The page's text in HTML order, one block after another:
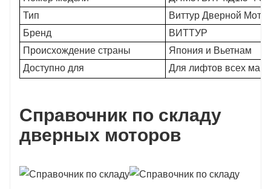
Тип
Виттур Дверной
Бренд
ВИТТУР
Происхождение страны
Япония и Вьетнам
Доступно для
Для лифтов всех
Справочник по складу
дверных моторов